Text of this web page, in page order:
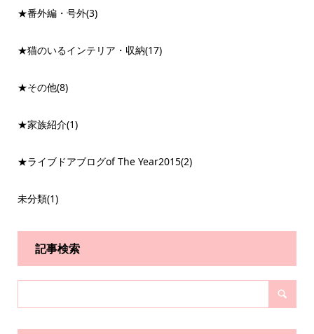
★番外編・号外(3)
★猫のいるインテリア・収納(17)
★その他(8)
★家族紹介(1)
★ライブドアブログof The Year2015(2)
未分類(1)
記事検索